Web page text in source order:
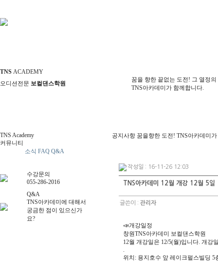
TNS ACADEMY
오디션전문 보컬댄스학원
꿈을 향한 끝없는 도전! 그 열정의
TNS아카데미가 함께합니다.
TNS Academy
커뮤니티
소식 FAQ Q&A
수강문의
055-286-2016
Q&A
TNS아카데미에 대해서
궁금한 점이 있으신가
요?
공지사항 꿈을향한 도전! TNS아카데미
작성일 : 16-11-26 12:03
TNS아카데미 12월 개강 12월 5일
글쓴이 :관리자
📣개강일정
창원TNS아카데미 보컬댄스학원
12월 개강일은 12/5(월)입니다. 개강
.
위치: 용지호수 앞 레이크펄스빌딩 5